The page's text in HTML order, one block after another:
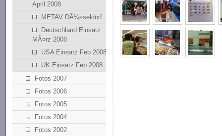
April 2008
METAV DÃ¼sseldorf
Deutschland Einsatz
MÃ¤rz 2008
USA Einsatz Feb 2008
UK Einsatz Feb 2008
Fotos 2007
Fotos 2006
Fotos 2005
Fotos 2004
Fotos 2002